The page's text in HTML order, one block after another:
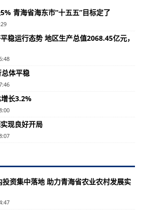
青海省海东市“十五五”目标定了
稳运行态势 地区生产总值2068.45亿元，
体平稳
长3.2%
现良好开局
资集中落地 助力青海省农业农村发展实